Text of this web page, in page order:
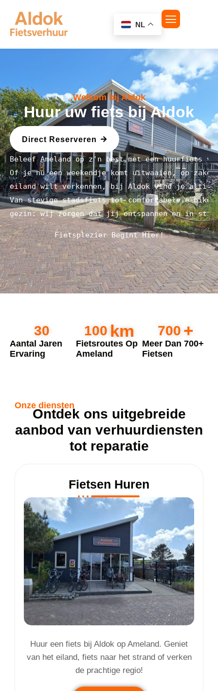
NL
Welkom bij Aldok
Huur uw fiets bij Aldok
Direct Reserveren
Beleef Ameland op z'n best met een huurfiets
Of je nu een weekendje komt uitwaaien, op
eiland wilt verkennen, bij Aldok vind je altijd
Van stevige stadsfiets tot comfortabele e-bike
gezin: wij zorgen dat jij ontspannen en in stijl
Fietsplezier Begint Hier!
Aantal Jaren
Ervaring
30
Fietsroutes Op
Ameland
100 km
Meer Dan 700+
Fietsen
700 +
Onze diensten
Ontdek ons uitgebreide
aanbod van verhuurdiensten
tot reparatie
Fietsen Huren
Huur een fiets bij Aldok op Ameland. Geniet
van het eiland, fiets naar het strand of verken
de prachtige regio!